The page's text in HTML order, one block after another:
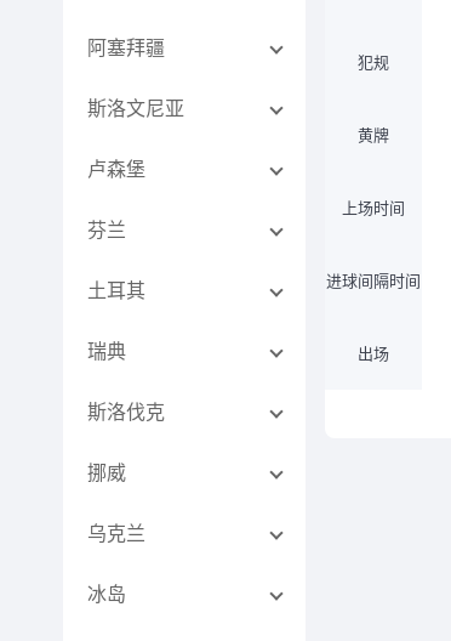
阿塞拜疆
斯洛文尼亚
卢森堡
芬兰
土耳其
瑞典
斯洛伐克
挪威
乌克兰
冰岛
犯规
黄牌
上场时间
进球间隔时间
出场